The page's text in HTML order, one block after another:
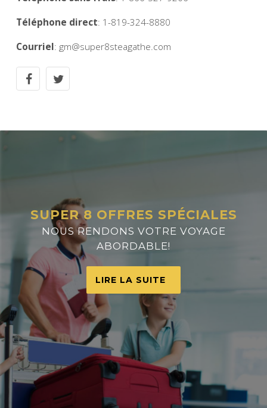
Téléphone direct: 1-819-324-8880
Courriel: gm@super8steagathe.com
SUPER 8 OFFRES SPÉCIALES
NOUS RENDONS VOTRE VOYAGE
ABORDABLE!
LIRE LA SUITE